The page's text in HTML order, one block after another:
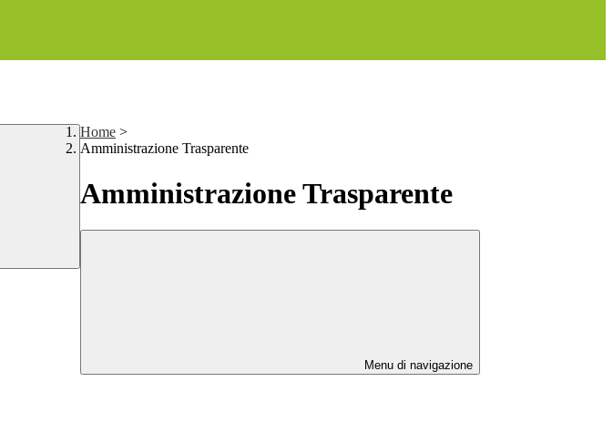
Home >
Amministrazione Trasparente
Amministrazione Trasparente
Menu di navigazione